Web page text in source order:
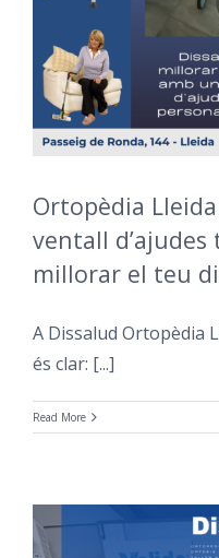
Ortopèdia
ventall
millorar el teu
A Dissalud Ortopèdia
és clar: [...]
Read More